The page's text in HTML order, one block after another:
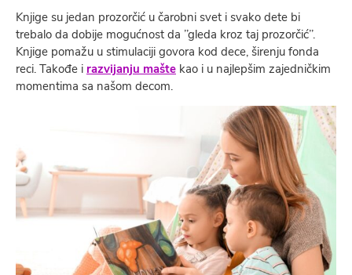
Knjige su jedan prozorčić u čarobni svet i svako dete bi
trebalo da dobije mogućnost da ’’gleda kroz taj prozorčić’’.
Knjige pomažu u stimulaciji govora kod dece, širenju fonda
reci. Takođe i razvijanju mašte kao i u najlepšim zajedničkim
momentima sa našom decom.